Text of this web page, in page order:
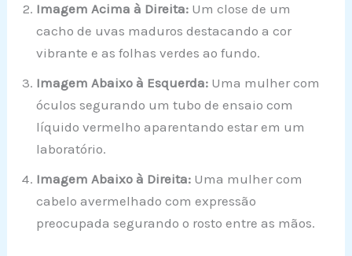
Imagem Acima à Direita: Um close de um
cacho de uvas maduros destacando a cor
vibrante e as folhas verdes ao fundo.
Imagem Abaixo à Esquerda: Uma mulher com
óculos segurando um tubo de ensaio com
líquido vermelho aparentando estar em um
laboratório.
Imagem Abaixo à Direita: Uma mulher com
cabelo avermelhado com expressão
preocupada segurando o rosto entre as mãos.